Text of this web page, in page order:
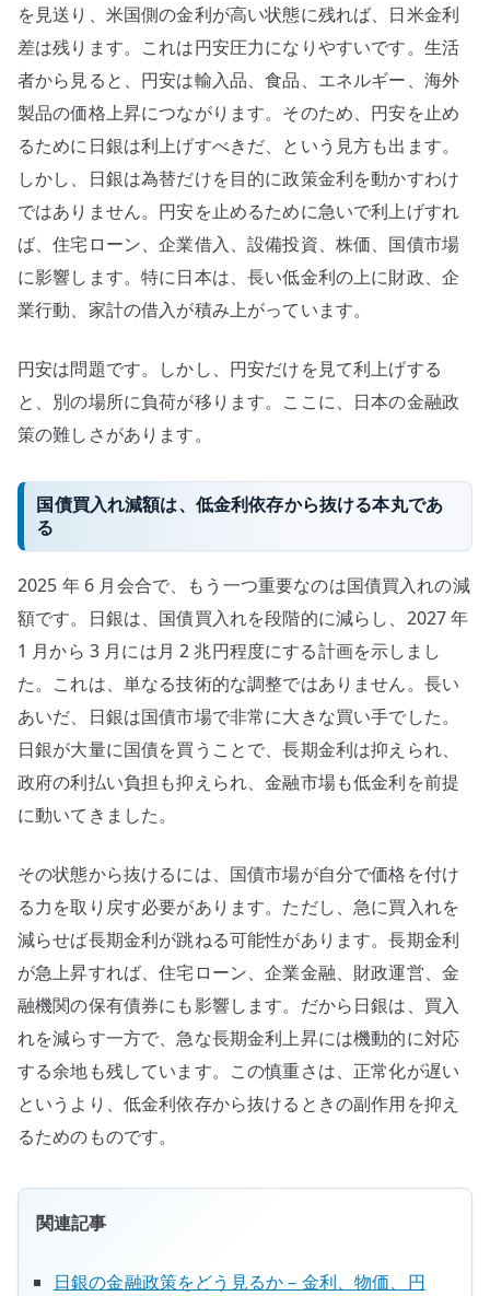
を見送り、米国側の金利が高い状態に残れば、日米金利
差は残ります。これは円安圧力になりやすいです。生活
者から見ると、円安は輸入品、食品、エネルギー、海外
製品の価格上昇につながります。そのため、円安を止め
るために日銀は利上げすべきだ、という見方も出ます。
しかし、日銀は為替だけを目的に政策金利を動かすわけ
ではありません。円安を止めるために急いで利上げすれ
ば、住宅ローン、企業借入、設備投資、株価、国債市場
に影響します。特に日本は、長い低金利の上に財政、企
業行動、家計の借入が積み上がっています。
円安は問題です。しかし、円安だけを見て利上げする
と、別の場所に負荷が移ります。ここに、日本の金融政
策の難しさがあります。
国債買入れ減額は、低金利依存から抜ける本丸であ
る
2025 年 6 月会合で、もう一つ重要なのは国債買入れの減
額です。日銀は、国債買入れを段階的に減らし、2027 年
1 月から 3 月には月 2 兆円程度にする計画を示しまし
た。これは、単なる技術的な調整ではありません。長い
あいだ、日銀は国債市場で非常に大きな買い手でした。
日銀が大量に国債を買うことで、長期金利は抑えられ、
政府の利払い負担も抑えられ、金融市場も低金利を前提
に動いてきました。
その状態から抜けるには、国債市場が自分で価格を付け
る力を取り戻す必要があります。ただし、急に買入れを
減らせば長期金利が跳ねる可能性があります。長期金利
が急上昇すれば、住宅ローン、企業金融、財政運営、金
融機関の保有債券にも影響します。だから日銀は、買入
れを減らす一方で、急な長期金利上昇には機動的に対応
する余地も残しています。この慎重さは、正常化が遅い
というより、低金利依存から抜けるときの副作用を抑え
るためのものです。
関連記事
日銀の金融政策をどう見るか – 金利、物価、円